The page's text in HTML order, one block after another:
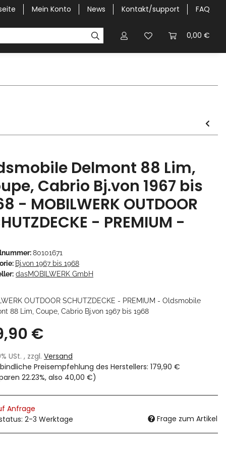
Mein Konto News Kontakt/support FAQ
0,00 €
Halbgaragen / Kapuzen nach
Delmont 88 Lim,
Cabrio Bj.von 1967 bis
- MOBILWERK OUTDOOR
- PREMIUM -
80101671
Bj.von 1967 bis 1968
dasMOBILWERK GmbH
OUTDOOR SCHUTZDECKE - PREMIUM - Oldsmobile
88 Lim, Coupe, Cabrio Bj.von 1967 bis 1968
€
USt. , zzgl. Versand
Preisempfehlung des Herstellers: 179,90 €
22.23%, also 40,00 €)
Anfrage
2-3 Werktage
Frage zum Artikel